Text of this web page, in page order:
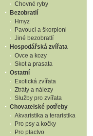
Chovné ryby
Bezobratlí
Hmyz
Pavouci a škorpioni
Jiné bezobratlí
Hospodářská zvířata
Ovce a kozy
Skot a prasata
Ostatní
Exotická zvířata
Ztráty a nálezy
Služby pro zvířata
Chovatelské potřeby
Akvaristika a teraristika
Pro psy a kočky
Pro ptactvo